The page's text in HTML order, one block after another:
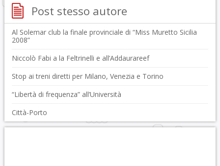
Post stesso autore
Al Solemar club la finale provinciale di “Miss Muretto Sicilia
2008”
Niccolò Fabi a la Feltrinelli e all’Addaurareef
Stop ai treni diretti per Milano, Venezia e Torino
“Libertà di frequenza” all’Università
Città-Porto